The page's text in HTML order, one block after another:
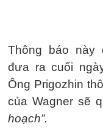
Thông báo này
đưa ra cuối
Ông Prigozhin
của Wagner sẽ
hoạch”.